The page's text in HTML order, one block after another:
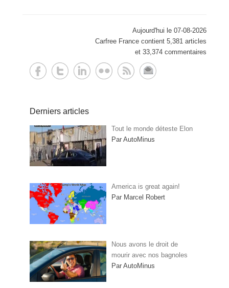
Aujourd'hui le 07-08-2026
Carfree France contient 5,381 articles
et 33,374 commentaires
Derniers articles
Tout le monde déteste Elon
Par AutoMinus
America is great again!
Par Marcel Robert
Nous avons le droit de
mourir avec nos bagnoles
Par AutoMinus